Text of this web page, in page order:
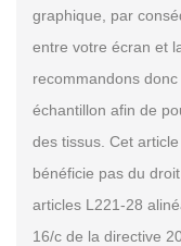
graphique, par
entre votre écran et
recommandons
échantillon afin de
des tissus. Cet
bénéficie pas du
articles L221-28
16/c de la directive